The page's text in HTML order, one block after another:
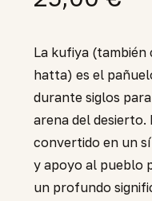
La kufiya
hatta) es el
durante siglos
arena del desierto.
convertido en un
y apoyo al pueblo
un profundo